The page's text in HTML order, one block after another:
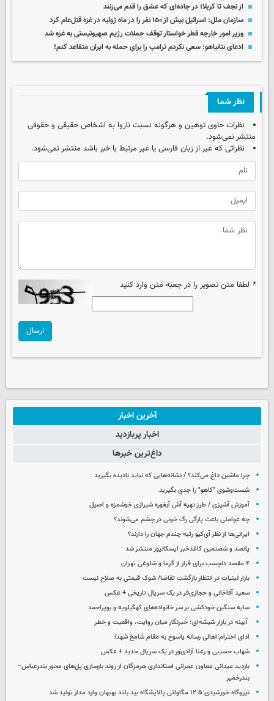
از نجف تا کربلا؛ در جاده‌ای که عشق را قدم می‌زنند
سازمان‌ ملل: اسرائیل بیش از ۱۵۰ نفر را در ماه ژوئیه در غزه قتل‌عام کرد
وزیر امور خارجه قطر خواستار توقف حملات رژیم صهیونیستی به غزه شد
ادعای نتانیاهو: سعی نکردم ترامپ را برای حمله به ایران متقاعد کنم!
نظر شما
نظرات حاوی توهین و هرگونه نسبت ناروا به اشخاص حقیقی و حقوقی
منتشر نمی‌شود.
نظراتی که غیر از زبان فارسی یا غیر مرتبط با خبر باشد منتشر نمی‌شود.
* لطفا متن تصویر را در جعبه متن وارد کنید
ارسال
آخرین اخبار
اخبار پربازدید
داغ‌ترین خبرها
چرا ماشین داغ می‌کند؟ / نشانه‌هایی که نباید نادیده بگیرید
شست‌وشوی "کاهو" را جدی بگیرید
آموزش آشپزی / طرز تهیه آش آبغوره شیرازی خوشمزه و اصیل
چه عواملی باعث پارگی رگ خونی در چشم می‌شوند؟
ایرانی‌ها از نظر آی‌کیو رتبه چندم جهان را دارند؟
پانصد و شصتمین کاغذخبر ایسکانیوز منتشر شد
۴ مقصد دلچسب برای فرار از گرما و شلوغی تهران
بازار لبنیات در انتظار بازگشت تقاضا/ شوک قیمتی به صلاح نیست
سعید آقاخانی و حجازی‌فر در یک سریال تاریخی + عکس
سایه سنگین خودکشی بر سر خانواده‌های کهگیلویه و بویراحمد
آیینه در بازار شیشه‌ای؛ خبرنگار میان روایت، واقعیت و خطر
ادای احترام اهالی رسانه یاسوج به مقام شامخ شهدا
شهاب حسینی و رعنا آزادی‌ور در یک سریال جدید + عکس
بازدید میدانی معاون عمرانی استانداری هرمزگان از روند بازسازی پل‌های محور بندرعباس–
بندرخمیر
نیروگاه خورشیدی ۱۲.۵ مگاواتی پالایشگاه بید بلند بهبهان وارد مدار تولید شد